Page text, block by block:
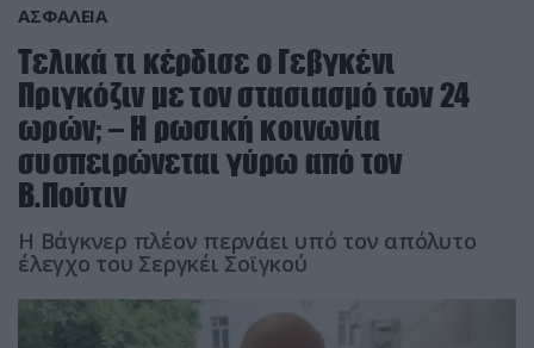
ΑΣΦΑΛΕΙΑ
Τελικά τι κέρδισε ο Γεβγκένι
Πριγκόζιν με τον στασιασμό των 24
ωρών; – Η ρωσική κοινωνία
συσπειρώνεται γύρω από τον
Β.Πούτιν
Η Βάγκνερ πλέον περνάει υπό τον απόλυτο
έλεγχο του Σεργκέι Σοϊγκού